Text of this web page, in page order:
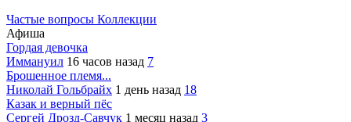
Частые вопросы Коллекции
Афиша
Гордая девочка
Иммануил 16 часов назад 7
Брошенное племя...
Николай Гольбрайх 1 день назад 18
Казак и верный пёс
Сергей Дрозд-Савчук 1 месяц назад 3